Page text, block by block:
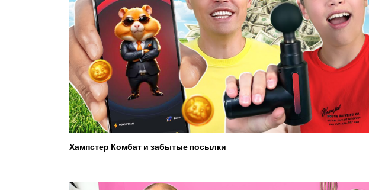
Хампстер Комбат и забытые посылки